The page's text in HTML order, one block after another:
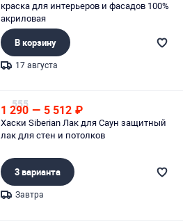
краска для интерьеров и фасадов 100%
акриловая
В корзину
17 августа
555
1 290 — 5 512 ₽
Хаски Siberian Лак для Саун защитный
лак для стен и потолков
3 варианта
Завтра